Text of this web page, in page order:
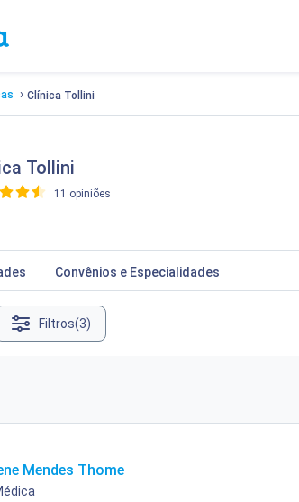
› Clínica Tollini
Tollini
11 opiniões
Convênios e Especialidades
Filtros(3)
Mendes Thome